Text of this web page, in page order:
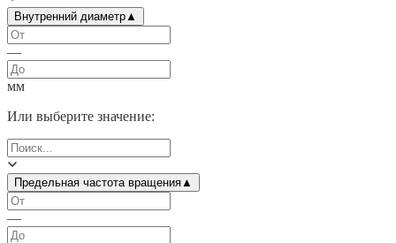
Внутренний диаметр▲
—
мм
Или выберите значение:
Предельная частота вращения▲
—